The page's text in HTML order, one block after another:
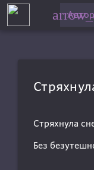
Автор
Стряхнула
Без